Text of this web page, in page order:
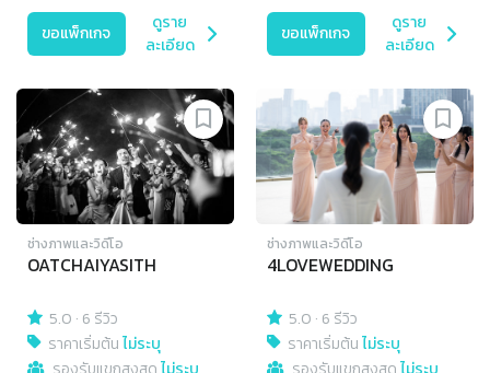
ขอแพ็กเกจ
ดูราย
ละเอียด
ขอแพ็กเกจ
ดูราย
ละเอียด
ช่างภาพและวิดีโอ
OATCHAIYASITH
5.0 · 6 รีวิว
ราคาเริ่มต้นไม่ระบุ
ช่างภาพและวิดีโอ
4LOVEWEDDING
5.0 · 6 รีวิว
ราคาเริ่มต้นไม่ระบุ